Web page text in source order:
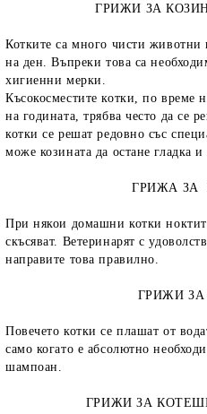
ГРИЖИ ЗА
Котките са много чисти животни
на ден. Въпреки това са
хигиенни мерки.
Късокосместите котки, по време
на годината, трябва често да се
котки се решат редовно със
може козината да остане гладка и
ГРИЖА ЗА
При някои домашни котки
скъсяват. Ветеринарят с
направите това правилно.
ГРИЖИ
Повечето котки се плашат от
само когато е абсолютно
шампоан.
ГРИЖИ ЗА